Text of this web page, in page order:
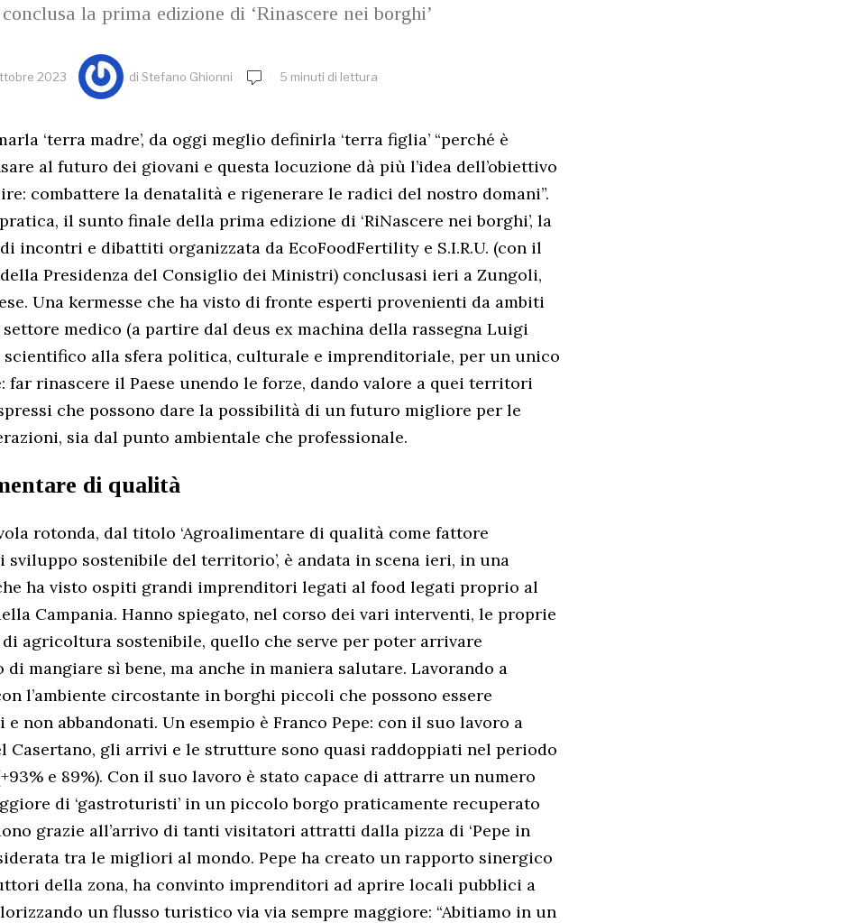
la prima edizione di ‘Rinascere nei borghi’
2023 di Stefano Ghionni 5 minuti di lettura
‘terra madre’, da oggi meglio definirla ‘terra figlia’ “perché è
al futuro dei giovani e questa locuzione dà più l’idea dell’obiettivo
combattere la denatalità e rigenerare le radici del nostro domani”.
il sunto finale della prima edizione di ‘RiNascere nei borghi’, la
incontri e dibattiti organizzata da EcoFoodFertility e S.I.R.U. (con il
Presidenza del Consiglio dei Ministri) conclusasi ieri a Zungoli,
Una kermesse che ha visto di fronte esperti provenienti da ambiti
medico (a partire dal deus ex machina della rassegna Luigi
scientifico alla sfera politica, culturale e imprenditoriale, per un unico
far rinascere il Paese unendo le forze, dando valore a quei territori
che possono dare la possibilità di un futuro migliore per le
sia dal punto ambientale che professionale.
di qualità
rotonda, dal titolo ‘Agroalimentare di qualità come fattore
sviluppo sostenibile del territorio’, è andata in scena ieri, in una
ha visto ospiti grandi imprenditori legati al food legati proprio al
Campania. Hanno spiegato, nel corso dei vari interventi, le proprie
di agricoltura sostenibile, quello che serve per poter arrivare
di mangiare sì bene, ma anche in maniera salutare. Lavorando a
l’ambiente circostante in borghi piccoli che possono essere
non abbandonati. Un esempio è Franco Pepe: con il suo lavoro a
Casertano, gli arrivi e le strutture sono quasi raddoppiati nel periodo
e 89%). Con il suo lavoro è stato capace di attrarre un numero
di ‘gastroturisti’ in un piccolo borgo praticamente recuperato
grazie all’arrivo di tanti visitatori attratti dalla pizza di ‘Pepe in
tra le migliori al mondo. Pepe ha creato un rapporto sinergico
della zona, ha convinto imprenditori ad aprire locali pubblici a
un flusso turistico via via sempre maggiore: “Abitiamo in un